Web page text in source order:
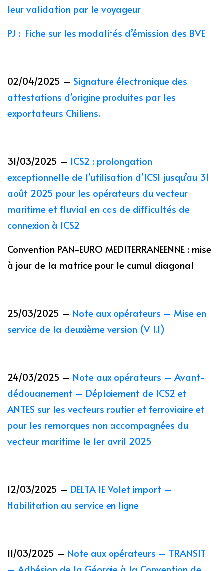
leur validation par le voyageur
PJ : Fiche sur les modalités d’émission des BVE
02/04/2025 – Signature électronique des
attestations d’origine produites par les
exportateurs Chiliens.
31/03/2025 – ICS2 : prolongation
exceptionnelle de l’utilisation d’ICS1 jusqu’au 31
août 2025 pour les opérateurs du vecteur
maritime et fluvial en cas de difficultés de
connexion à ICS2
Convention PAN-EURO MEDITERRANEENNE : mise
à jour de la matrice pour le cumul diagonal
25/03/2025 – Note aux opérateurs – Mise en
service de la deuxième version (V 1.1)
24/03/2025 – Note aux opérateurs – Avant-
dédouanement – Déploiement de ICS2 et
ANTES sur les vecteurs routier et ferroviaire et
pour les remorques non accompagnées du
vecteur maritime le 1er avril 2025
12/03/2025 – DELTA IE Volet import –
Habilitation au service en ligne
11/03/2025 – Note aux opérateurs – TRANSIT
– Adhésion de la Géorgie à la Convention de